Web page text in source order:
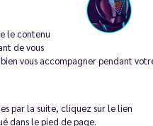
le contenu
de vous
vous accompagner pendant
par la suite, cliquez sur le lien
dans le pied de page.
E-liquides prix dégressifs
à la newsletter